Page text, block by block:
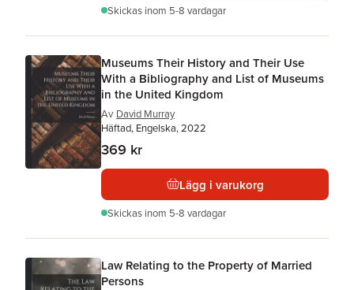
Skickas inom 5-8 vardagar
Museums Their History and Their Use
With a Bibliography and List of Museums
in the United Kingdom
Av David Murray
Häftad, Engelska, 2022
369 kr
Lägg i varukorg
Skickas inom 5-8 vardagar
Law Relating to the Property of Married
Persons